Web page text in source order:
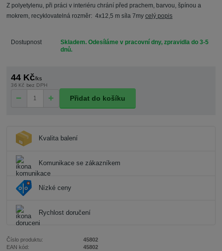
Z polyetylenu, při práci v interiéru chrání před prachem, barvou, špínou a
mokrem, recyklovatelná rozměr: 4x12,5 m síla 7mycelý popis
Dostupnost
Skladem. Odesíláme v pracovní dny, zpravidla do 3-5
dnů.
44 Kč/ks
36 Kč bez DPH
Přidat do košíku
Kvalita balení
Komunikace se zákazníkem
Nízké ceny
Rychlost doručení
Číslo produktu:
45802
EAN kód:
45802